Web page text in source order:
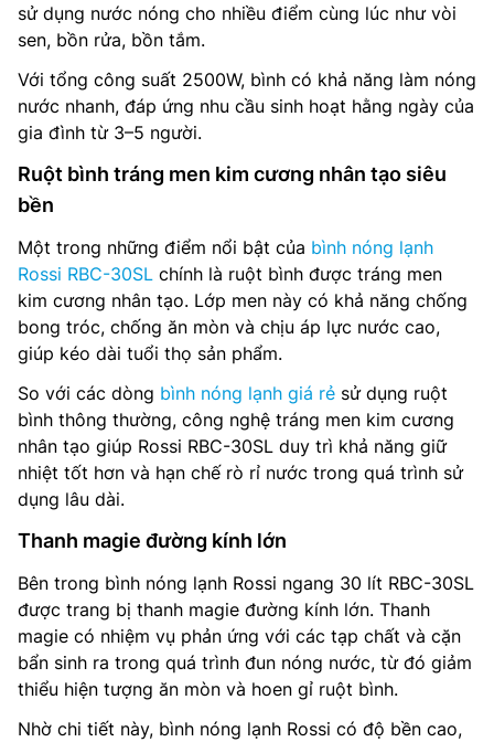
sử dụng nước nóng cho nhiều điểm cùng lúc như vòi
sen, bồn rửa, bồn tắm.
Với tổng công suất 2500W, bình có khả năng làm nóng
nước nhanh, đáp ứng nhu cầu sinh hoạt hằng ngày của
gia đình từ 3–5 người.
Ruột bình tráng men kim cương nhân tạo siêu
bền
Một trong những điểm nổi bật của bình nóng lạnh
Rossi RBC-30SL chính là ruột bình được tráng men
kim cương nhân tạo. Lớp men này có khả năng chống
bong tróc, chống ăn mòn và chịu áp lực nước cao,
giúp kéo dài tuổi thọ sản phẩm.
So với các dòng bình nóng lạnh giá rẻ sử dụng ruột
bình thông thường, công nghệ tráng men kim cương
nhân tạo giúp Rossi RBC-30SL duy trì khả năng giữ
nhiệt tốt hơn và hạn chế rò rỉ nước trong quá trình sử
dụng lâu dài.
Thanh magie đường kính lớn
Bên trong bình nóng lạnh Rossi ngang 30 lít RBC-30SL
được trang bị thanh magie đường kính lớn. Thanh
magie có nhiệm vụ phản ứng với các tạp chất và cặn
bẩn sinh ra trong quá trình đun nóng nước, từ đó giảm
thiểu hiện tượng ăn mòn và hoen gỉ ruột bình.
Nhờ chi tiết này, bình nóng lạnh Rossi có độ bền cao,